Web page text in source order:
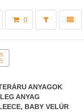
Toggle
0
ANYAGOK
ANYAG
BABY VELÚR